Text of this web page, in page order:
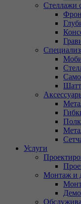
Стеллажи
Услуги
Монтаж и